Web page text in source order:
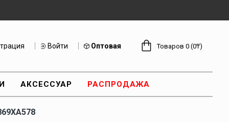
Войти Оптовая Товаров 0 (0₸)
АКСЕССУАР РАСПРОДАЖА